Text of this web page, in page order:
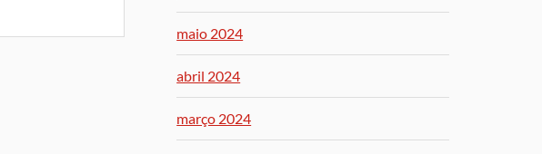
maio 2024
abril 2024
março 2024